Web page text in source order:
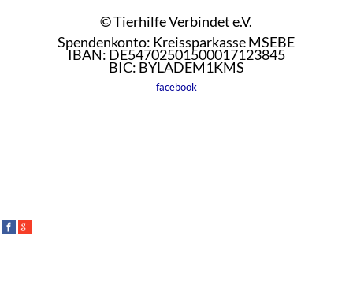
© Tierhilfe Verbindet e.V.
Spendenkonto: Kreissparkasse MSEBE
IBAN: DE54702501500017123845
BIC: BYLADEM1KMS
facebook